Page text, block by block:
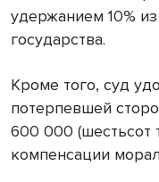
удержанием 10%
государства.
Кроме того, суд
потерпевшей
600 000 (шестьсот
компенсации